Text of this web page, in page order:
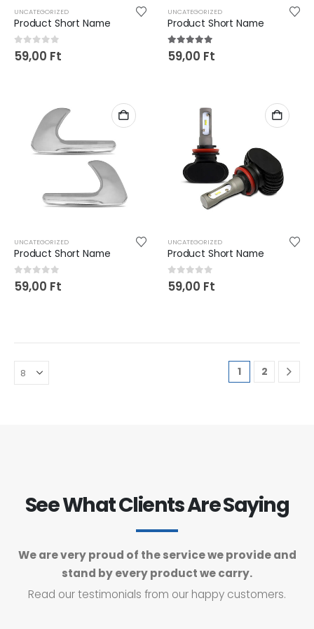
UNCATEGORIZED
Product Short Name
0out of 5
59,00 Ft
UNCATEGORIZED
Product Short Name
5.00out of 5
59,00 Ft
UNCATEGORIZED
Product Short Name
0out of 5
59,00 Ft
UNCATEGORIZED
Product Short Name
0out of 5
59,00 Ft
1 2
See What Clients Are Saying
We are very proud of the service we provide and
stand by every product we carry.
Read our testimonials from our happy customers.